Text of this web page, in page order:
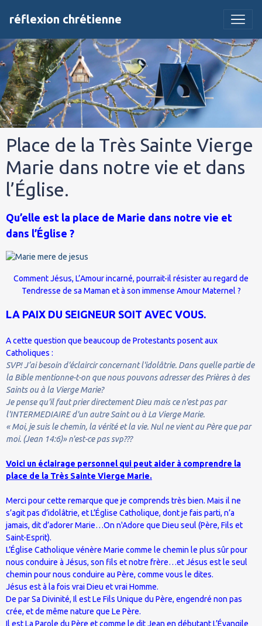
réflexion chrétienne
Place de la Très Sainte Vierge
Marie dans notre vie et dans
l’Église.
Qu’elle est la place de Marie dans notre vie et
dans l’Église ?
Comment Jésus, L’Amour incarné, pourrait-il résister au regard de
Tendresse de sa Maman et à son immense Amour Maternel ?
LA PAIX DU SEIGNEUR SOIT AVEC VOUS.
A cette question que beaucoup de Protestants posent aux
Catholiques :
SVP! J’ai besoin d'éclaircir concernant l'idolâtrie. Dans quelle partie de
la Bible mentionne-t-on que nous pouvons adresser des Prières à des
Saints ou à la Vierge Marie?
Je pense qu'il faut prier directement Dieu mais ce n'est pas par
l'INTERMEDIAIRE d'un autre Saint ou à La Vierge Marie.
« Moi, je suis le chemin, la vérité et la vie. Nul ne vient au Père que par
moi. (Jean 14:6)» n'est-ce pas svp???
Voici un éclairage personnel qui peut aider à comprendre la
place de la Très Sainte Vierge Marie.
Merci pour cette remarque que je comprends très bien. Mais il ne
s’agit pas d’idolâtrie, et L’Église Catholique, dont je fais parti, n’a
jamais, dit d’adorer Marie…On n'Adore que Dieu seul (Père, Fils et
Saint-Esprit).
L’Église Catholique vénère Marie comme le chemin le plus sûr pour
nous conduire à Jésus, son fils et notre frère…et Jésus est le seul
chemin pour nous conduire au Père, comme vous le dites.
Jésus est à la fois vrai Dieu et vrai Homme.
De par Sa Divinité, Il est Le Fils Unique du Père, engendré non pas
crée, et de même nature que Le Père.
Il est La Parole du Père et comme le dit Jean en débutant L’Évangile